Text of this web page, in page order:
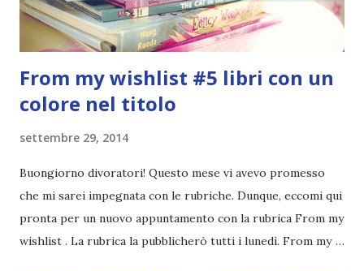
trovato una scena in ...
From my wishlist #5 libri con un
colore nel titolo
settembre 29, 2014
Buongiorno divoratori! Questo mese vi avevo promesso
che mi sarei impegnata con le rubriche. Dunque, eccomi qui
pronta per un nuovo appuntamento con la rubrica From my
wishlist . La rubrica la pubblicherò tutti i lunedì. From my